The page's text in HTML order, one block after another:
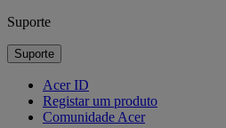
Suporte
Suporte
Acer ID
Registar um produto
Comunidade Acer